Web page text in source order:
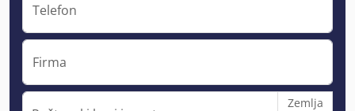
Telefon
Firma
Zemlja